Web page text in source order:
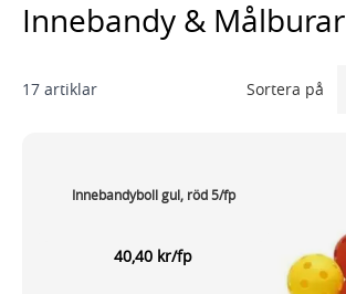
Innebandy & Målburar
17 artiklar Sortera på
Innebandyboll gul, röd 5/fp
40,40 kr/fp